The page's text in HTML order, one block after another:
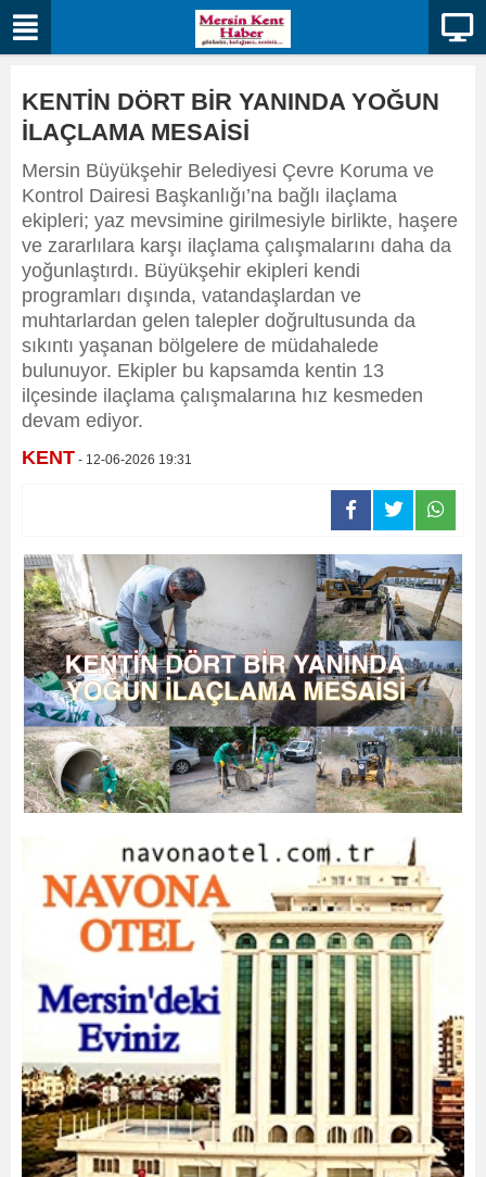
KENTİN DÖRT BİR YANINDA YOĞUN
İLAÇLAMA MESAİSİ
Mersin Büyükşehir Belediyesi Çevre Koruma ve
Kontrol Dairesi Başkanlığı’na bağlı ilaçlama
ekipleri; yaz mevsimine girilmesiyle birlikte, haşere
ve zararlılara karşı ilaçlama çalışmalarını daha da
yoğunlaştırdı. Büyükşehir ekipleri kendi
programları dışında, vatandaşlardan ve
muhtarlardan gelen talepler doğrultusunda da
sıkıntı yaşanan bölgelere de müdahalede
bulunuyor. Ekipler bu kapsamda kentin 13
ilçesinde ilaçlama çalışmalarına hız kesmeden
devam ediyor.
KENT - 12-06-2026 19:31